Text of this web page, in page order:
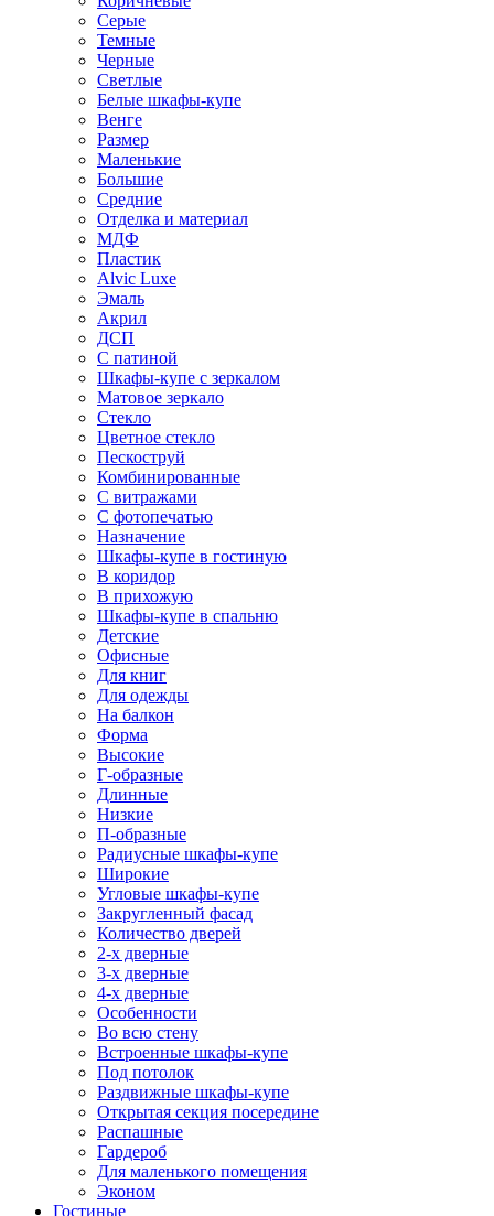
Серые
Темные
Черные
Светлые
Белые шкафы-купе
Венге
Размер
Маленькие
Большие
Средние
Отделка и материал
МДФ
Пластик
Alvic Luxe
Эмаль
Акрил
ДСП
С патиной
Шкафы-купе с зеркалом
Матовое зеркало
Стекло
Цветное стекло
Пескоструй
Комбинированные
С витражами
С фотопечатью
Назначение
Шкафы-купе в гостиную
В коридор
В прихожую
Шкафы-купе в спальню
Детские
Офисные
Для книг
Для одежды
На балкон
Форма
Высокие
Г-образные
Длинные
Низкие
П-образные
Радиусные шкафы-купе
Широкие
Угловые шкафы-купе
Закругленный фасад
Количество дверей
2-х дверные
3-х дверные
4-х дверные
Особенности
Во всю стену
Встроенные шкафы-купе
Под потолок
Раздвижные шкафы-купе
Открытая секция посередине
Распашные
Гардероб
Для маленького помещения
Эконом
Гостиные